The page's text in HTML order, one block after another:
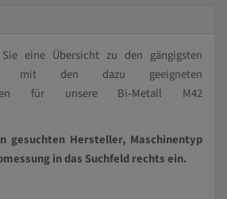
eine Übersicht zu den gängigsten
mit den dazu geeigneten
für unsere Bi-Metall M42
gesuchten Hersteller, Maschinentyp
in das Suchfeld rechts ein.